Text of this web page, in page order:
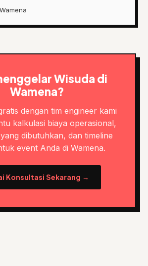
Wisuda di
Wamena?
dengan tim engineer kami
kalkulasi biaya operasional,
dibutuhkan, dan timeline
event Anda di Wamena.
Konsultasi Sekarang →